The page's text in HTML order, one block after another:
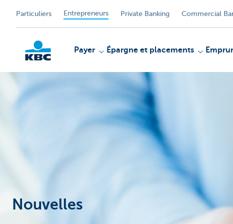
Particuliers Entrepreneurs Private Banking Commercial
KBC
Payer Épargne et placements
Nouvelles